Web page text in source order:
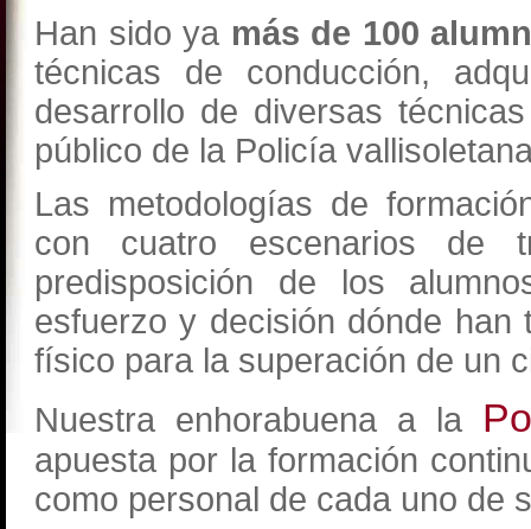
Han sido ya más de 100
técnicas de conducción,
desarrollo de diversas
público de la Policía
Las metodologías de
con cuatro escenarios de
predisposición de los
esfuerzo y decisión dónde han
físico para la superación de un
Nuestra enhorabuena a la
apuesta por la formación
como personal de cada uno de